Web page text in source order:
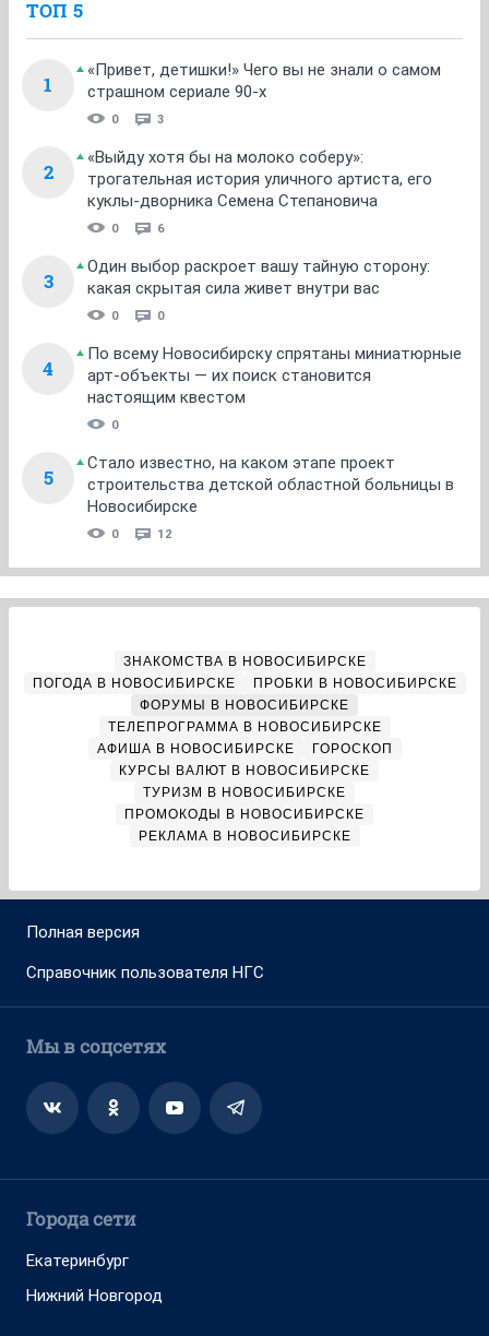
ТОП 5
1
«Привет, детишки!» Чего вы не знали о самом
страшном сериале 90-х
0 3
2
«Выйду хотя бы на молоко соберу»:
трогательная история уличного артиста, его
куклы-дворника Семена Степановича
0 6
3
Один выбор раскроет вашу тайную сторону:
какая скрытая сила живет внутри вас
0 0
4
По всему Новосибирску спрятаны миниатюрные
арт-объекты — их поиск становится
настоящим квестом
0
5
Стало известно, на каком этапе проект
строительства детской областной больницы в
Новосибирске
0 12
ЗНАКОМСТВА В НОВОСИБИРСКЕ
ПОГОДА В НОВОСИБИРСКЕ
ПРОБКИ В НОВОСИБИРСКЕ
ФОРУМЫ В НОВОСИБИРСКЕ
ТЕЛЕПРОГРАММА В НОВОСИБИРСКЕ
АФИША В НОВОСИБИРСКЕ
ГОРОСКОП
КУРСЫ ВАЛЮТ В НОВОСИБИРСКЕ
ТУРИЗМ В НОВОСИБИРСКЕ
ПРОМОКОДЫ В НОВОСИБИРСКЕ
РЕКЛАМА В НОВОСИБИРСКЕ
Полная версия
Справочник пользователя НГС
Мы в соцсетях
Города сети
Екатеринбург
Нижний Новгород